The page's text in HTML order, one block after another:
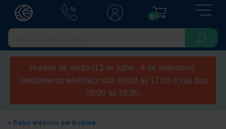
0
Horário de verão (13 de julho - 4 de setembro):
atendimento telefónico das 09:00 às 17:00 e loja das
08:00 às 16:30.
Cabo elétrico em bobina